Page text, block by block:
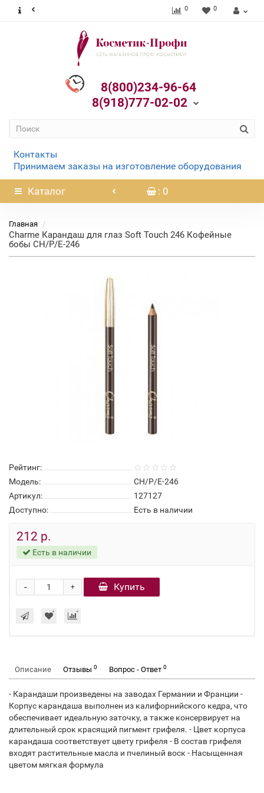
0 0
8(800)234-96-64
8(918)777-02-02
Контакты
Принимаем заказы на изготовление оборудования
Каталог : 0
Главная
Charme Карандаш для глаз Soft Touch 246 Кофейные
бобы CH/P/E-246
Рейтинг:
Модель:
CH/P/E-246
Артикул:
127127
Доступно:
Есть в наличии
212 р.
Есть в наличии
+
- Купить
Описание Отзывы 0 Вопрос - Ответ 0
- Карандаши произведены на заводах Германии и Франции -
Корпус карандаша выполнен из калифорнийского кедра, что
обеспечивает идеальную заточку, а также консервирует на
длительный срок красящий пигмент грифеля. - Цвет корпуса
карандаша соответствует цвету грифеля - В состав грифеля
входят растительные масла и пчелиный воск - Насыщенная
цветом мягкая формула